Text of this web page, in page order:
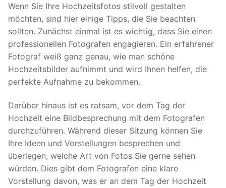
Wenn Sie Ihre Hochzeitsfotos stilvoll gestalten
möchten, sind hier einige Tipps, die Sie beachten
sollten. Zunächst einmal ist es wichtig, dass Sie einen
professionellen Fotografen engagieren. Ein erfahrener
Fotograf weiß ganz genau, wie man schöne
Hochzeitsbilder aufnimmt und wird Ihnen helfen, die
perfekte Aufnahme zu bekommen.
Darüber hinaus ist es ratsam, vor dem Tag der
Hochzeit eine Bildbesprechung mit dem Fotografen
durchzuführen. Während dieser Sitzung können Sie
Ihre Ideen und Vorstellungen besprechen und
überlegen, welche Art von Fotos Sie gerne sehen
würden. Dies gibt dem Fotografen eine klare
Vorstellung davon, was er an dem Tag der Hochzeit